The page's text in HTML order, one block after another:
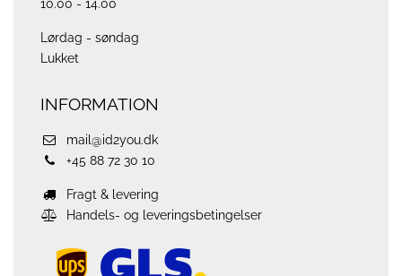
10.00 - 14.00
Lørdag - søndag
Lukket
INFORMATION
mail@id2you.dk
+45 88 72 30 10
Fragt & levering
Handels- og leveringsbetingelser
ups